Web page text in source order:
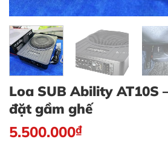
Loa SUB Ability AT10S
đặt gầm ghế
5.500.000₫